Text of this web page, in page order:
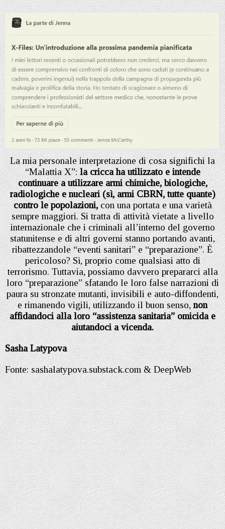
La mia personale interpretazione di cosa significhi la
“Malattia X”:la cricca ha utilizzato e intende
continuare a utilizzare armi chimiche, biologiche,
radiologiche e nucleari (sì, armi CBRN, tutte quante)
contro le popolazioni,con una portata e una varietà
sempre maggiori. Si tratta di attività vietate a livello
internazionale che i criminali all’interno del governo
statunitense e di altri governi stanno portando avanti,
ribattezzandole “eventi sanitari” e “preparazione”. È
pericoloso? Sì, proprio come qualsiasi atto di
terrorismo. Tuttavia, possiamo davvero prepararci alla
loro “preparazione” sfatando le loro false narrazioni di
paura su stronzate mutanti, invisibili e auto-diffondenti,
e rimanendo vigili, utilizzando il buon senso,non
affidandoci alla loro “assistenza sanitaria” omicida e
aiutandoci a vicenda.
Sasha Latypova
Fonte: sashalatypova.substack.com & DeepWeb